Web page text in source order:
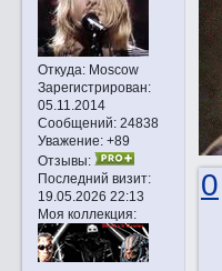
Откуда:Moscow
Зарегистрирован:
05.11.2014
Сообщений:24838
Уважение: +89
Отзывы:
Последний визит:
19.05.2026 22:13
Моя коллекция:
0